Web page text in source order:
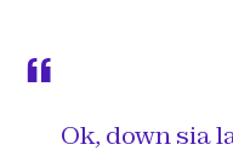
Ok, down sia